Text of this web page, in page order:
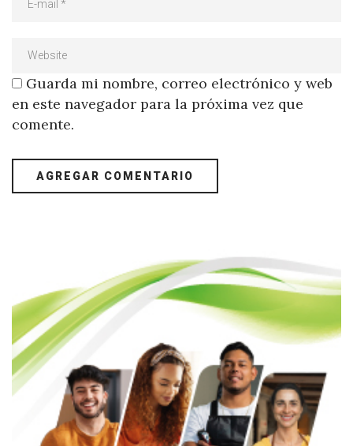
Guarda mi nombre, correo electrónico y web
en este navegador para la próxima vez que
comente.